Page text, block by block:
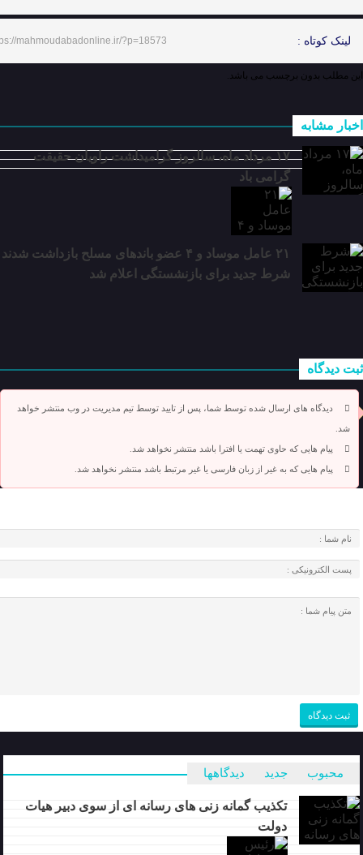
لینک کوتاه : mahmoudabadonline.ir/?p=18573
این مطلب بدون برچسب می باشد.
اخبار مشابه
۱۷ مرداد ماه، سالروز گرامیداشت راویان حقیقت
گرامی باد
۲۱ عامل موساد و ۴ عضو باند‌های مسلح بازداشت شدند
شرط جدید برای بازنشستگی اعلام شد
ثبت دیدگاه
دیدگاه های ارسال شده توسط شما، پس از تایید توسط تیم مدیریت در وب منتشر خواهد
شد.
پیام هایی که حاوی تهمت یا افترا باشد منتشر نخواهد شد.
پیام هایی که به غیر از زبان فارسی یا غیر مرتبط باشد منتشر نخواهد شد.
محبوب جدید دیدگاهها
تکذیب گمانه زنی های رسانه ای از سوی دبیر هیات
دولت